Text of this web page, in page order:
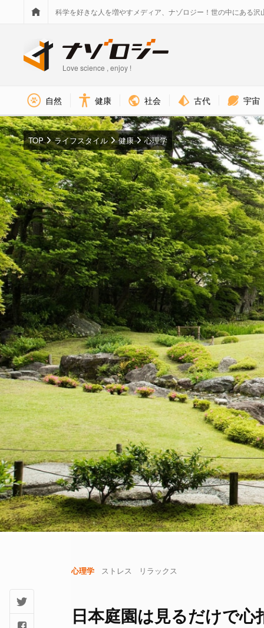
科学を好きな人を増やすメディア、ナゾロジー！世の中にある沢
Love science , enjoy !
自然 健康 社会 古代 宇宙
TOP ライフスタイル 健康 心理学
心理学 ストレス リラックス
日本庭園は見るだけで